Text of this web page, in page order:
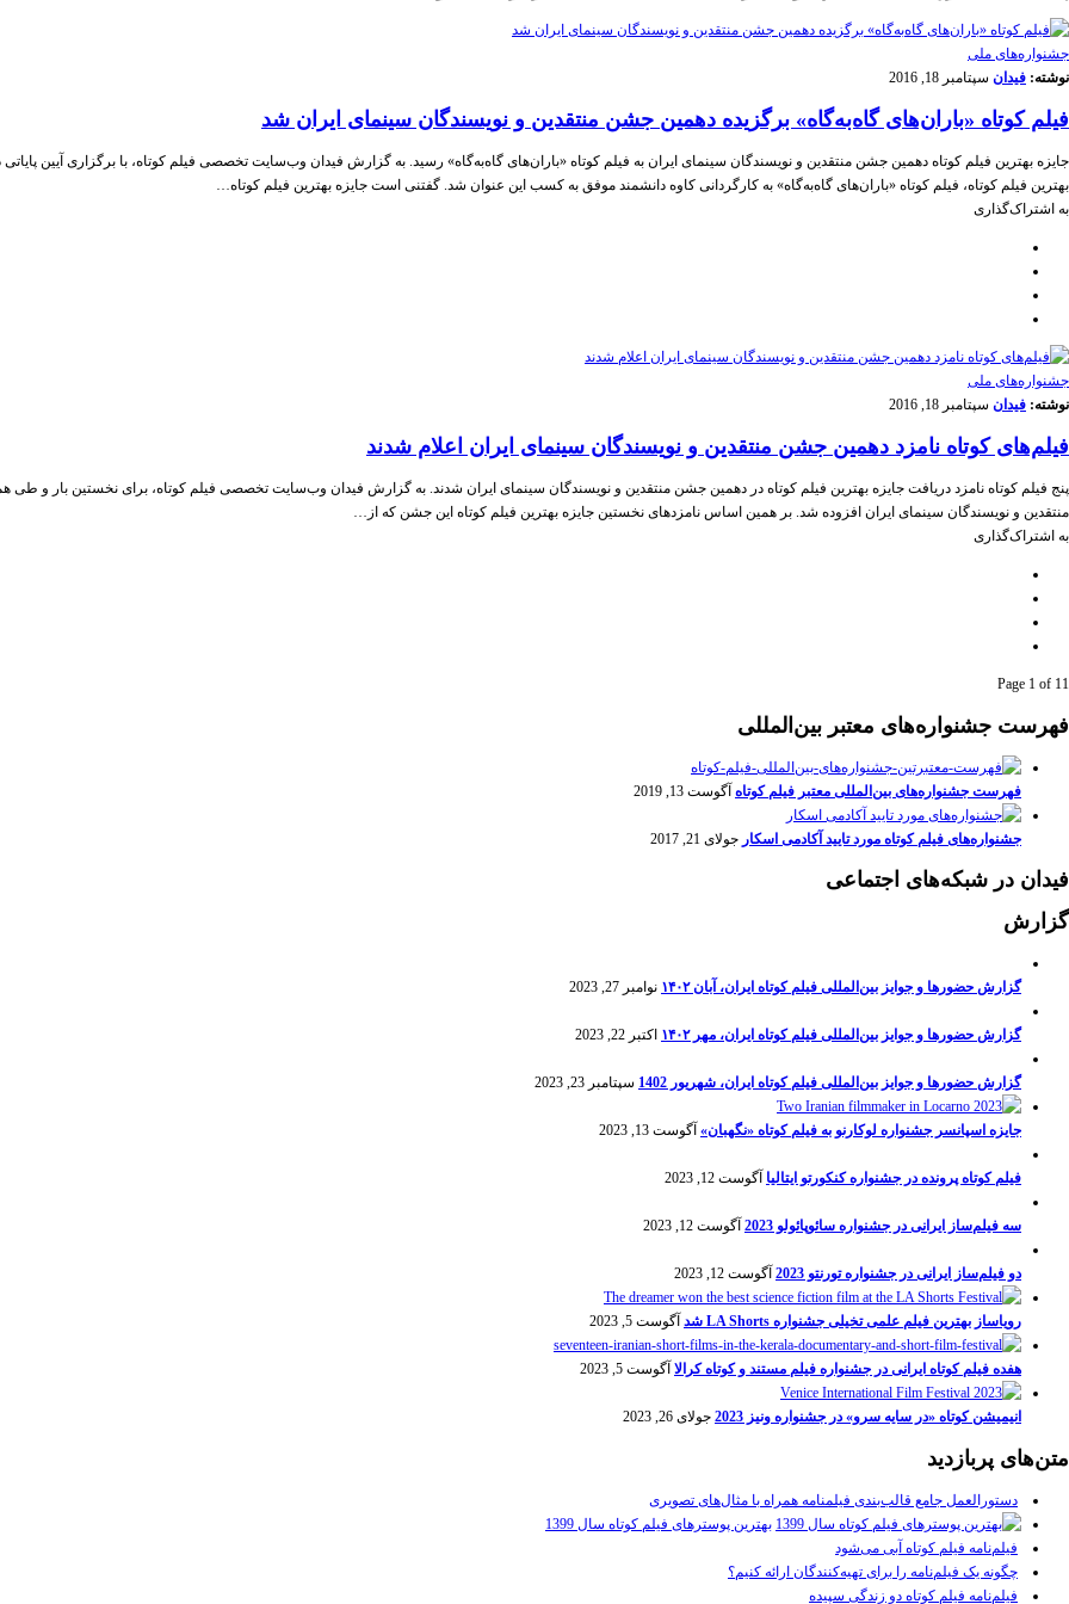
جشنواره‌های ملی
نوشته: فیدان سپتامبر 18, 2016
فیلم کوتاه «باران‌های گاه‌به‌گاه» برگزیده دهمین جشن منتقدین و نویسندگان سینمای ایران شد
جایزه بهترین فیلم کوتاه دهمین جشن منتقدین و نویسندگان سینمای ایران به فیلم کوتاه «باران‌های گاه‌به‌گاه» رسید. به گزارش فیدان وب‌سایت تخصصی فیلم کوتاه، با برگزاری آیین
بهترین فیلم کوتاه، فیلم کوتاه «باران‌های گاه‌به‌گاه» به کارگردانی کاوه دانشمند موفق به کسب این عنوان شد. گفتنی است جایزه بهترین فیلم کوتاه…
به اشتراک‌گذاری
جشنواره‌های ملی
نوشته: فیدان سپتامبر 18, 2016
فیلم‌های کوتاه نامزد دهمین جشن منتقدین و نویسندگان سینمای ایران اعلام شدند
پنج فیلم کوتاه نامزد دریافت جایزه بهترین فیلم کوتاه در دهمین جشن منتقدین و نویسندگان سینمای ایران شدند. به گزارش فیدان وب‌سایت تخصصی فیلم کوتاه، برای نخستین بار و طی
منتقدین و نویسندگان سینمای ایران افزوده شد. بر همین اساس نامزدهای نخستین جایزه بهترین فیلم کوتاه این جشن که از…
به اشتراک‌گذاری
Page 1 of 1 1
فهرست جشنواره‌های معتبر بین‌المللی
فهرست جشنواره‌های بین‌المللی معتبر فیلم کوتاه آگوست 13, 2019
جشنواره‌های فیلم کوتاه مورد تایید آکادمی اسکار جولای 21, 2017
فیدان در شبکه‌های اجتماعی
گزارش
گزارش حضورها و جوایز بین‌المللی فیلم کوتاه ایران، آبان ۱۴۰۲ نوامبر 27, 2023
گزارش حضورها و جوایز بین‌المللی فیلم کوتاه ایران، مهر ۱۴۰۲ اکتبر 22, 2023
گزارش حضورها و جوایز بین‌المللی فیلم کوتاه ایران، شهریور 1402 سپتامبر 23, 2023
جایزه اسپانسر جشنواره لوکارنو به فیلم کوتاه «نگهبان» آگوست 13, 2023
فیلم کوتاه پرونده در جشنواره کنکورتو ایتالیا آگوست 12, 2023
سه فیلم‌ساز ایرانی در جشنواره سائوپائولو 2023 آگوست 12, 2023
دو فیلم‌ساز ایرانی در جشنواره تورنتو 2023 آگوست 12, 2023
رویاساز بهترین فیلم علمی تخیلی جشنواره LA Shorts شد آگوست 5, 2023
هفده فیلم کوتاه ایرانی در جشنواره فیلم مستند و کوتاه کرالا آگوست 5, 2023
انیمیشن کوتاه «در سایه سرو» در جشنواره ونیز 2023 جولای 26, 2023
متن‌های پربازدید
دستورالعمل جامع قالب‌بندی فیلمنامه همراه با مثال‌های تصویری
بهترین پوسترهای فیلم کوتاه سال 1399
فیلم‌نامه فیلم کوتاه آبی می‌شود
چگونه یک فیلم‌نامه را برای تهیه‌کنندگان ارائه کنیم؟
فیلم‌نامه فیلم کوتاه دو زندگی سپیده